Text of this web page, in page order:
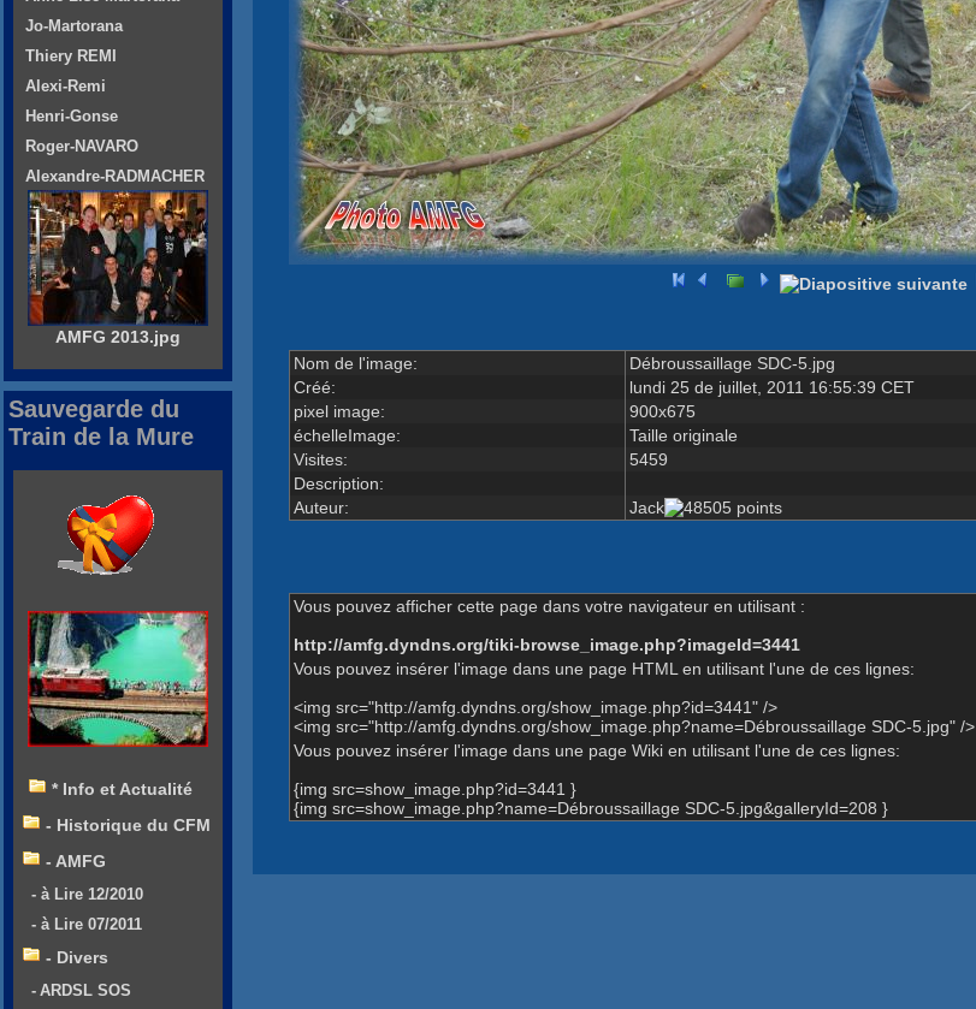
Nom de l'image:
Débroussaillage SDC-5.jpg
Créé:
lundi 25 de juillet, 2011 16:55:39 CET
pixel image:
900x675
échelleImage:
Taille originale
Visites:
5459
Description:
Auteur:
Jack
Vous pouvez afficher cette page dans votre navigateur en utilisant :
http://amfg.dyndns.org/tiki-browse_image.php?imageId=3441
Vous pouvez insérer l'image dans une page HTML en utilisant l'une de ces lignes:
<img src="http://amfg.dyndns.org/show_image.php?id=3441" />
<img src="http://amfg.dyndns.org/show_image.php?name=Débroussaillage SDC-5.jpg" />
Vous pouvez insérer l'image dans une page Wiki en utilisant l'une de ces lignes:
{img src=show_image.php?id=3441 }
{img src=show_image.php?name=Débroussaillage SDC-5.jpg&galleryId=208 }
Jo-Martorana
Thiery REMI
Alexi-Remi
Henri-Gonse
Roger-NAVARO
Alexandre-RADMACHER
AMFG 2013.jpg
Sauvegarde du
Train de la Mure
* Info et Actualité
- Historique du CFM
- AMFG
- à Lire 12/2010
- à Lire 07/2011
- Divers
- ARDSL SOS